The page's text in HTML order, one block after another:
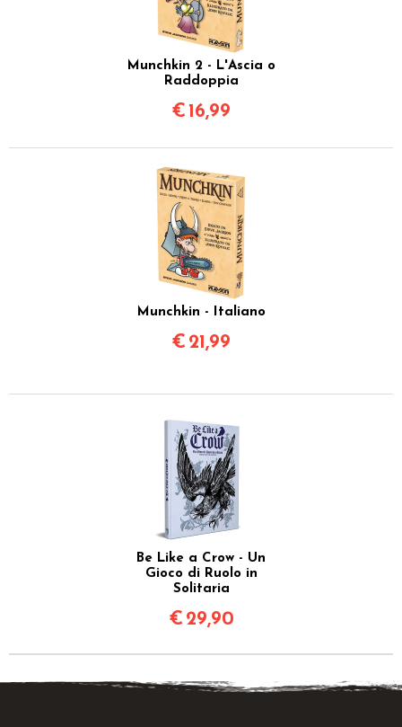
Munchkin 2 - L'Ascia o
Raddoppia
€ 16,99
Munchkin - Italiano
€ 21,99
Be Like a Crow - Un
Gioco di Ruolo in
Solitaria
€ 29,90